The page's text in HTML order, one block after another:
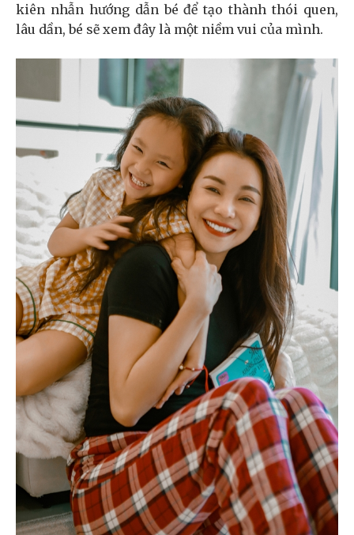
kiên nhẫn hướng dẫn bé để tạo thành thói quen,
lâu dần, bé sẽ xem đây là một niềm vui của mình.